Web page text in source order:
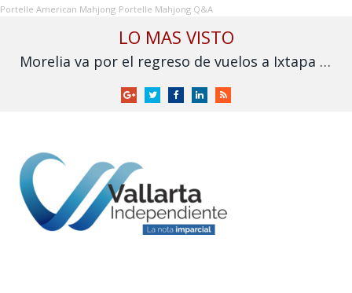
Portelle American Mahjong Portelle Mahjong Q&A
LO MAS VISTO
Morelia va por el regreso de vuelos a Ixtapa y Puerto Vallarta
GoogleTwitterFacebookLinkedInRSS